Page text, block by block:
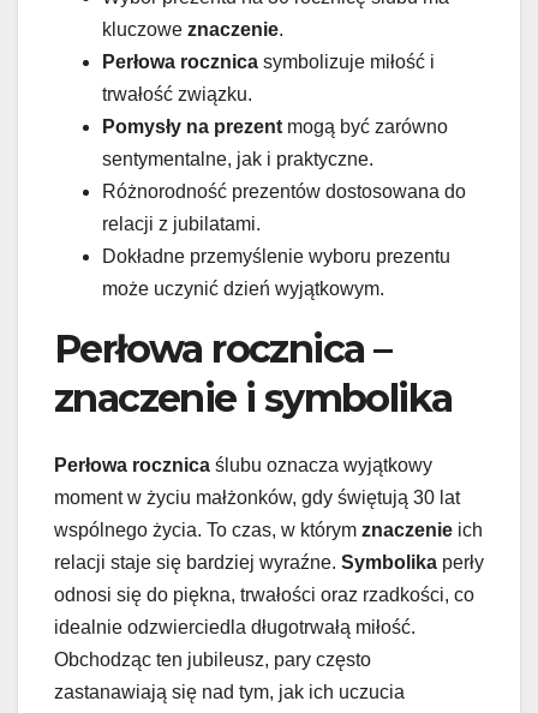
kluczowe znaczenie.
Perłowa rocznica symbolizuje miłość i
trwałość związku.
Pomysły na prezent mogą być zarówno
sentymentalne, jak i praktyczne.
Różnorodność prezentów dostosowana do
relacji z jubilatami.
Dokładne przemyślenie wyboru prezentu
może uczynić dzień wyjątkowym.
Perłowa rocznica –
znaczenie i symbolika
Perłowa rocznica ślubu oznacza wyjątkowy
moment w życiu małżonków, gdy świętują 30 lat
wspólnego życia. To czas, w którym znaczenie ich
relacji staje się bardziej wyraźne. Symbolika perły
odnosi się do piękna, trwałości oraz rzadkości, co
idealnie odzwierciedla długotrwałą miłość.
Obchodząc ten jubileusz, pary często
zastanawiają się nad tym, jak ich uczucia